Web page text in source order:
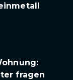
fragen